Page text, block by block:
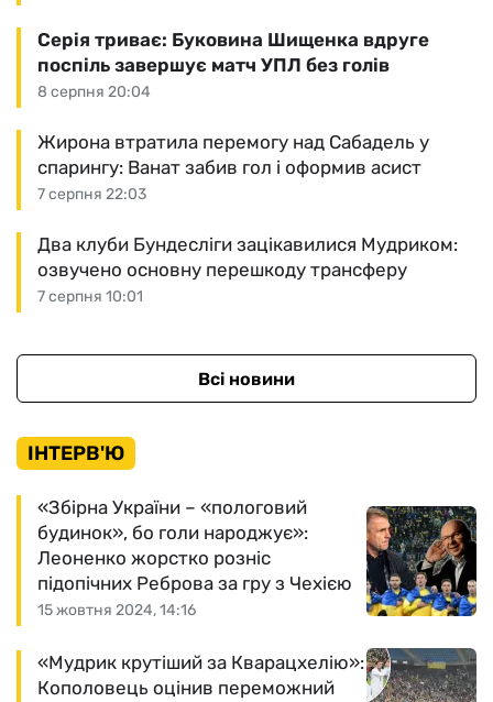
8 серпня 20:04
Серія триває: Буковина Шищенка вдруге
поспіль завершує матч УПЛ без голів
7 серпня 22:03
Жирона втратила перемогу над Сабадель у
спарингу: Ванат забив гол і оформив асист
7 серпня 10:01
Два клуби Бундесліги зацікавилися Мудриком:
озвучено основну перешкоду трансферу
Всі новини
ІНТЕРВ'Ю
15 жовтня 2024, 14:16
«Збірна України – «пологовий
будинок», бо голи народжує»:
Леоненко жорстко розніс
підопічних Реброва за гру з Чехією
«Мудрик крутіший за Кварацхелію»:
Кополовець оцінив переможний